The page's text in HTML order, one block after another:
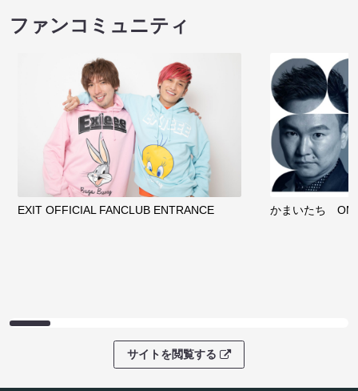
ファンコミュニティ
EXIT OFFICIAL FANCLUB ENTRANCE かまいたち
サイトを閲覧する